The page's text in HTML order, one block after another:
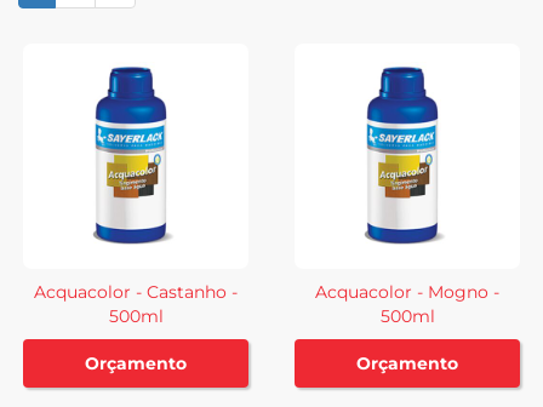
Acquacolor - Castanho -
500ml
Orçamento
Acquacolor - Mogno -
500ml
Orçamento